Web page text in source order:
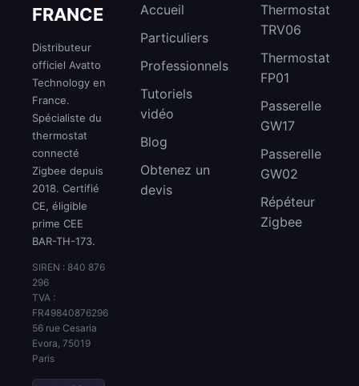
FRANCE
Distributeur
officiel Avatto
Technology en
France.
Spécialiste du
thermostat
connecté
Zigbee depuis
2018. Certifié
CE, éligible
prime CEE
BAR-TH-173.
SIREN : 840 876
296
TVA :
FR49840876296
56 rue Cesaria
Evora, 75019
Paris
Accueil
Particuliers
Professionnels
Tutoriels
vidéo
Blog
Obtenez un
devis
Thermostat
TRV06
Thermostat
FP01
Passerelle
GW17
Passerelle
GW02
Répéteur
Zigbee